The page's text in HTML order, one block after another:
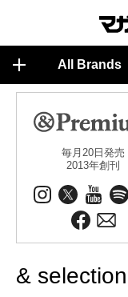
All Brands
毎月20日発売
2013年創刊
& selection